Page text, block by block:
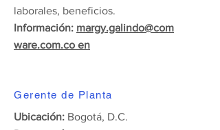
laborales, beneficios.
Información: margy.galindo@com
ware.com.co en
Gerente de Planta
Ubicación: Bogotá, D.C.